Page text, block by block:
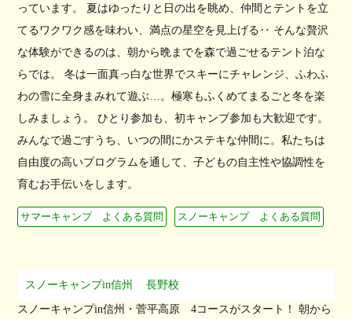
っています。 夏はゆったりと日の出を眺め、仲間とテントを立
てるワクワク感を味わい、満点の星空を見上げる‥ そんな贅沢
な体験ができるのは、朝から晩までを森で過ごせるテント泊な
らでは。 冬は一面真っ白な世界でスキーにチャレンジ、ふわふ
わの雪に全身まみれて遊ぶ…。極寒もふくめてまるごと冬を楽
しみましょう。 ひとり参加も、初キャンプ参加も大歓迎です。
みんなで過ごすうち、いつの間にかステキな仲間に。私たちは
自由度の高いプログラムを通して、子どもの自主性や協調性を
育むお手伝いをします。
サマーキャンプ よくある質問 スノーキャンプ よくある質問
スノーキャンプin信州 長野校
スノーキャンプin信州・菅平高原 4コースがスタート！ 朝から